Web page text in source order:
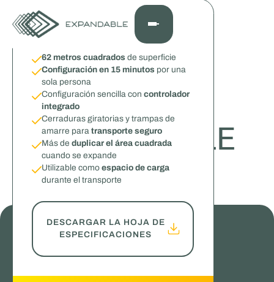
PRODUCTS
EXPANDABLE
TRAILER
Mucho espacio en un paquete flexible
REMOLQUE AMPLIABLE
Visión general
62 metros cuadrados de superficie
Configuración en 15 minutos por una
sola persona
Configuración sencilla con controlador
integrado
Cerraduras giratorias y trampas de
amarre para transporte seguro
Más de duplicar el área cuadrada
cuando se expande
Utilizable como espacio de carga
durante el transporte
DESCARGAR LA HOJA DE
ESPECIFICACIONES